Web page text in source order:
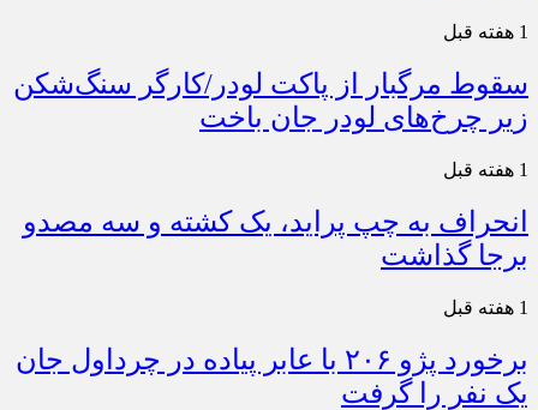
1 هفته قبل
سقوط مرگبار از پاکت لودر/کارگر سنگ‌شکن
زیر چرخ‌های لودر جان باخت
1 هفته قبل
انحراف به چپ پراید، یک کشته و سه مصدو
برجا گذاشت
1 هفته قبل
برخورد پژو ۲۰۶ با عابر پیاده در چرداول جان
یک نفر را گرفت